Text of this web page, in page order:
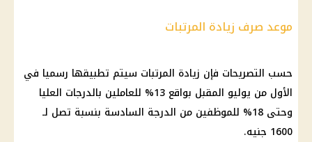
موعد صرف زيادة المرتبات
حسب التصريحات فإن زيادة المرتبات سيتم تطبيقها رسميا في
الأول من يوليو المقبل بواقع 13% للعاملين بالدرجات العليا
وحتى 18% للموظفين من الدرجة السادسة بنسبة تصل لـ
1600 جنيه.